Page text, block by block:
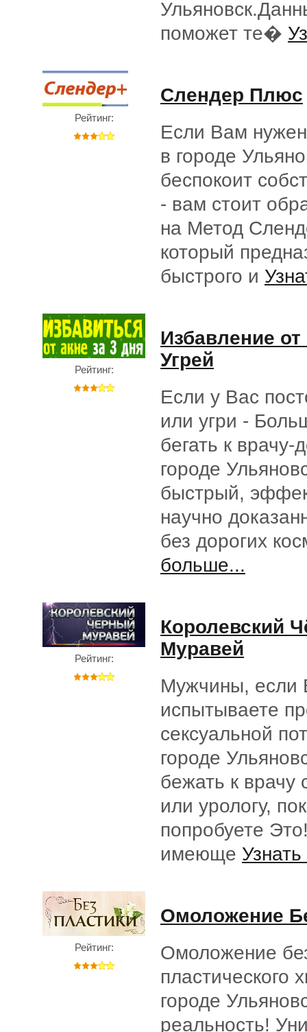
поможет те�
Рейтинг:
Слендер Плюс
Если Вам
в городе
беспокоит
- вам стоит
на Метод
который
быстрого и
Рейтинг:
Избавление
Угрей
Если у Вас
или угри -
бегать к врачу-
городе
быстрый,
научно
без дорогих
больше...
Рейтинг:
Королевский
Муравей
Мужчины, если
испытываете
сексуальной
городе
бежать к врачу
или урологу,
попробуете
имеюще
Рейтинг:
Омоложение
Омоложение
пластического
городе
реальность!